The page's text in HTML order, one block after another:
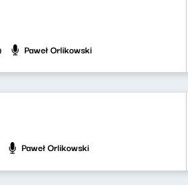
Paweł Orlikowski
Paweł Orlikowski